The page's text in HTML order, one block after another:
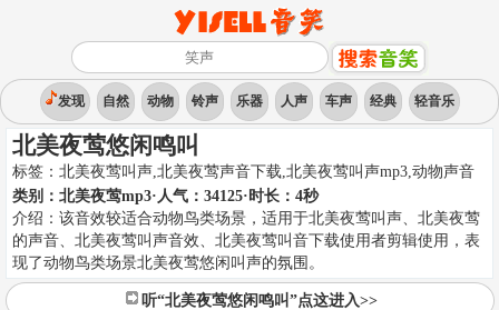
发现 自然 动物 铃声 乐器 人声 车声 经典 轻音乐
北美夜莺悠闲鸣叫
标签： 北美夜莺叫声,北美夜莺声音下载,北美夜莺叫声mp3,动物声音
类别： 北美夜莺mp3·人气：34125·时长： 4秒
介绍： 该音效较适合动物鸟类场景，适用于北美夜莺叫声、北美夜莺
的声音、北美夜莺叫声音效、北美夜莺叫音下载使用者剪辑使用，表
现了动物鸟类场景北美夜莺悠闲叫声的氛围。
听“北美夜莺悠闲鸣叫”点这进入>>